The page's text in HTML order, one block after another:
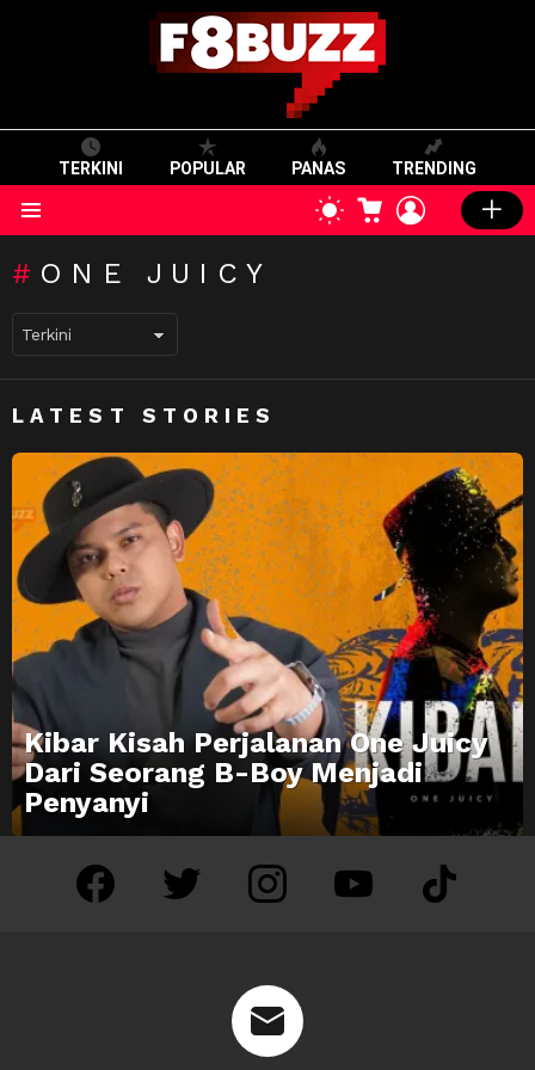
TERKINI POPULAR PANAS TRENDING
SWITCH
SKIN
CART LOGIN
ONE JUICY
LATEST STORIES
Kibar Kisah Perjalanan One Juicy
Dari Seorang B-Boy Menjadi
Penyanyi
facebook twitter instagram youtube tiktok